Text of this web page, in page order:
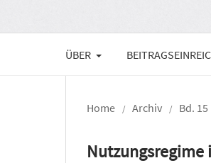
ÜBER
Home / Archiv / Bd.
Nutzungsregime